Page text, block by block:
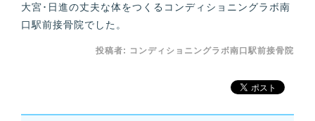
大宮･日進の丈夫な体をつくるコンディショニングラボ南
口駅前接骨院でした。
投稿者: コンディショニングラボ南口駅前接骨院